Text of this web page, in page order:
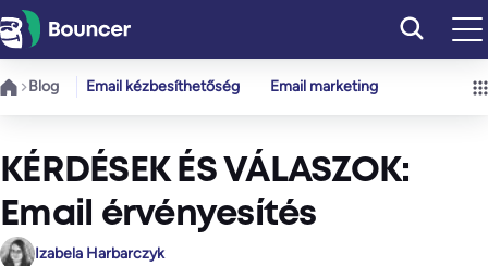
Ugrás
a
tartalomhoz
Blog Email kézbesíthetőség Email marketing
KÉRDÉSEK ÉS VÁLASZOK:
Email érvényesítés
Izabela Harbarczyk